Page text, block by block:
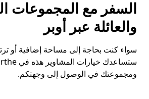
السفر مع المجموعات
والعائلة عبر أوبر
سواء كنت بحاجة إلى مساحة إضافية أو
ومجموعتك في الوصول إلى وجهتكم.